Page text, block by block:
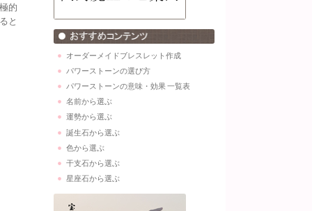
的
と
オーダーメイドブレスレット作成
パワーストーンの選び方
パワーストーンの意味・効果 一覧表
名前から選ぶ
運勢から選ぶ
誕生石から選ぶ
色から選ぶ
干支石から選ぶ
星座石から選ぶ